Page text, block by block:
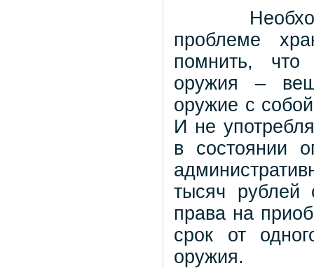
проблеме
помнить, что
оружия –
оружие с
И не
в состоянии
тысяч рублей
права на
срок от
оружия.